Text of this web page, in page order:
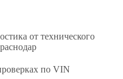
от технического
по VIN